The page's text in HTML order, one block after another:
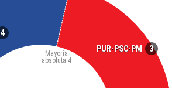
4
PUR-PSC-PM 3
Mayoría
absoluta 4